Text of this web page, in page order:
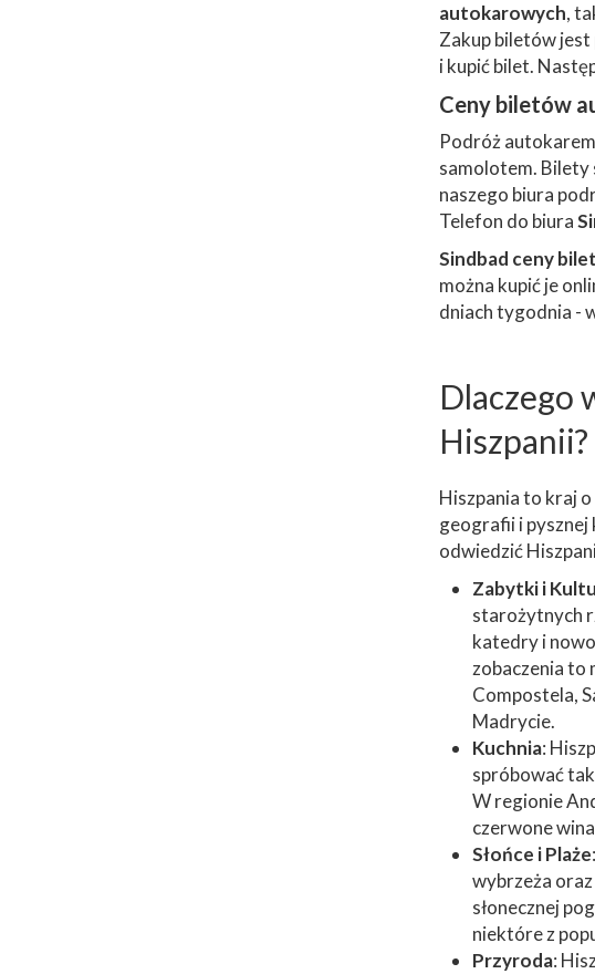
autokarowych,
Zakup biletów jest
i kupić bilet.
Ceny biletów
Podróż
samolotem. Bilety
naszego biura
Telefon do biura
Sindbad ceny
można kupić je
dniach tygodnia -
Dlaczego
Hiszpanii?
Hiszpania to kraj
geografii i
odwiedzić
Zabytki i
starożytnych
katedry i
zobaczenia to
Compostela,
Madrycie.
Kuchnia:
spróbować
W regionie
czerwone
Słońce i Plaże
wybrzeża oraz
słonecznej
niektóre z
Przyroda: